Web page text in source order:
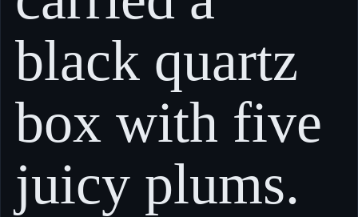
black quartz
box with five
juicy plums.